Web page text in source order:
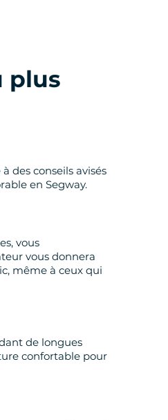
plus
des conseils avisés
en Segway.
vous
vous donnera
même à ceux qui
de longues
confortable pour